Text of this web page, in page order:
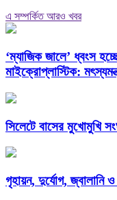
এ সম্পর্কিত আরও খবর
‘ম্যাজিক জালে’ ধ্বংস
মাইক্রোপ্লাস্টিক:
সিলেটে বাসের মুখোমুখি
গৃহায়ন, দুর্যোগ, জ্বালানি